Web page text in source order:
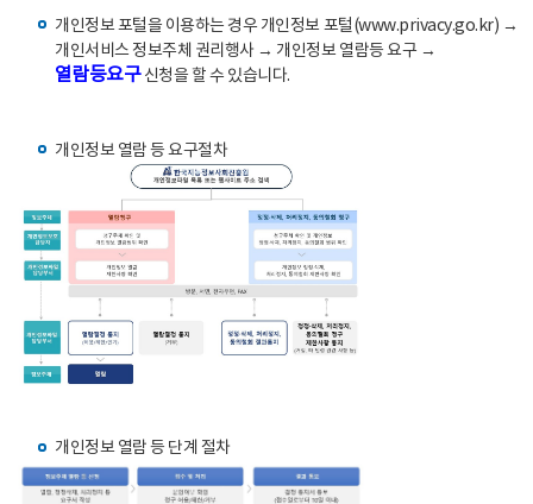
개인정보 포털을 이용하는 경우 개인정보 포털(www.privacy.go.kr) →
개인서비스 정보주체 권리행사 → 개인정보 열람등 요구 →
열람등요구신청을 할 수 있습니다.
개인정보 열람 등 요구절차
개인정보 열람 등 단계 절차